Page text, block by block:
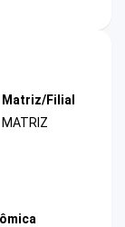
Matriz/Filial
MATRIZ